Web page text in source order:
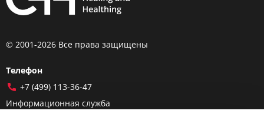
© 2001-2026 Все права защищены
Телефон
+7 (499) 113-36-47
Информационная служба